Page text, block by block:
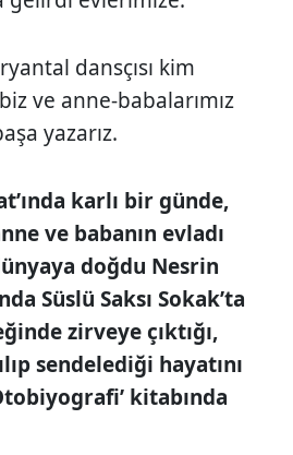
dansçısı kim
ve anne-babalarımız
yazarız.
karlı bir günde,
ve babanın evladı
doğdu Nesrin
Süslü Saksı Sokak’ta
zirveye çıktığı,
sendelediği hayatını
kitabında